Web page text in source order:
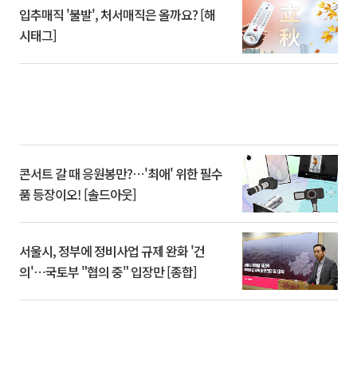
입추매직 '불발', 처서매직은 올까요? [해
시태그]
콘서트 갈 때 응원봉만?⋯'최애' 위한 필수
품 등장이오! [솔드아웃]
서울시, 정부에 정비사업 규제 완화 '건
의'⋯국토부 "협의 중" 입장만 [종합]